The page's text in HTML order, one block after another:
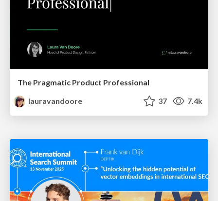
The Pragmatic Product Professional
lauravandoore
37 7.4k